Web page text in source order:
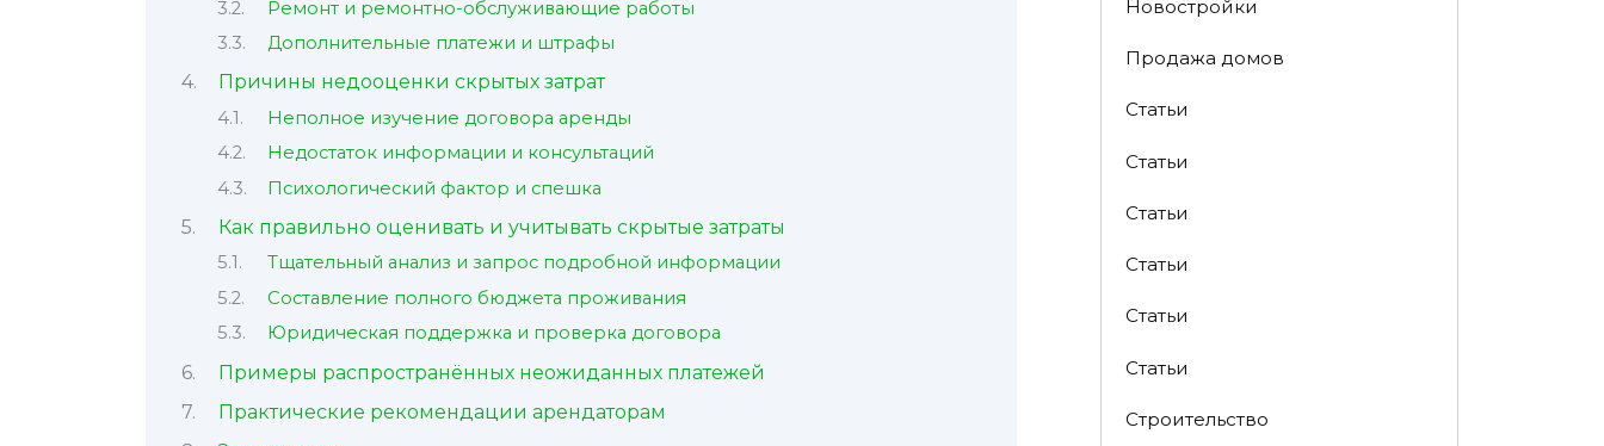
Ремонт и ремонтно-обслуживающие работы
Дополнительные платежи и штрафы
Причины недооценки скрытых затрат
Неполное изучение договора аренды
Недостаток информации и консультаций
Психологический фактор и спешка
Как правильно оценивать и учитывать скрытые затраты
Тщательный анализ и запрос подробной информации
Составление полного бюджета проживания
Юридическая поддержка и проверка договора
Примеры распространённых неожиданных платежей
Практические рекомендации арендаторам
Новостройки
Продажа домов
Статьи
Статьи
Статьи
Статьи
Статьи
Статьи
Строительство